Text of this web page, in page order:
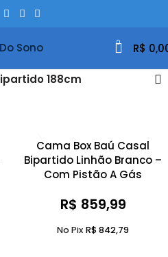
0 R$
188cm
Cama Box Baú Casal
Bipartido Linhão Branco –
Com Pistão A Gás
R$ 859,99
No Pix R$842,79